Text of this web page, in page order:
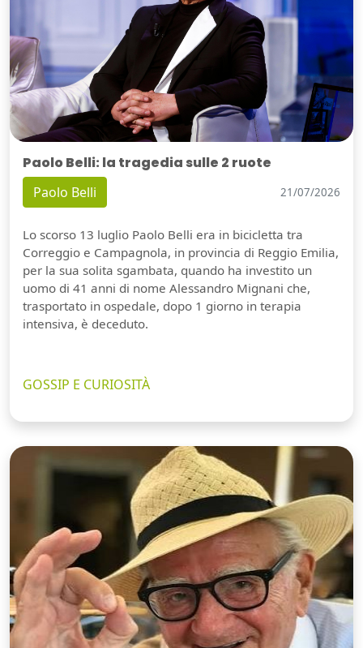
Paolo Belli: la tragedia sulle 2 ruote
Paolo Belli 21/07/2026
Lo scorso 13 luglio Paolo Belli era in bicicletta tra
Correggio e Campagnola, in provincia di Reggio Emilia,
per la sua solita sgambata, quando ha investito un
uomo di 41 anni di nome Alessandro Mignani che,
trasportato in ospedale, dopo 1 giorno in terapia
intensiva, è deceduto.
GOSSIP E CURIOSITÀ